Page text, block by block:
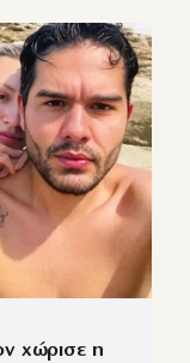
χώρισε η